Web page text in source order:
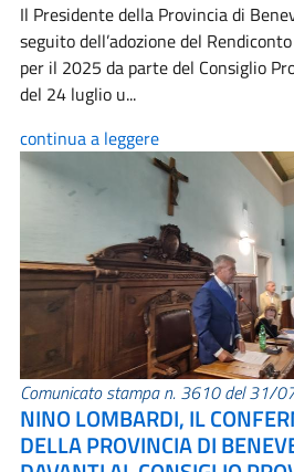
Il Presidente della Provincia di
seguito dell’adozione del
per il 2025 da parte del Consiglio
del 24 luglio u...
continua a leggere
Comunicato stampa n. 3610 del 31/
NINO LOMBARDI, IL
DELLA PROVINCIA DI